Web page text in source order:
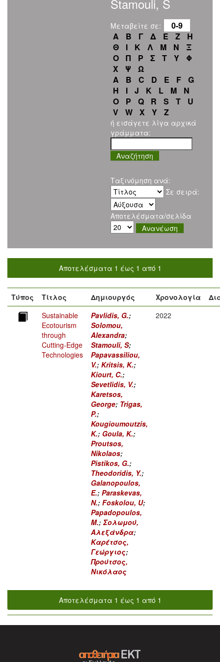
Stamouli, S
Μεταβείτε σε:
0-9
Α
Β Γ Δ Ε Ζ
Η
Θ
Ι Κ Λ Μ Ν
Ξ
Ο
Π Ρ Σ Τ Υ
Φ
Χ
Ψ
Ω
A
B C D E F
G
H
I J K L M
N
O
P Q R S T
U
V
W X Y Z
ή εισάγετε λίγα αρχικά
γράμματα:
Ταξινόμηση ανά:
Σε σειρά:
Αποτελέσματα/σελίδα
Αποτελέσματα 1 έως 1 από 1
Τύπος Τίτλος Δημιουργός Χρονολογία
Sustainable
Ecotourism
through
Cutting-Edge
Technologies
Pavlidis, G.;
Solomou,
Alexandra;
Stamouli, S;
Papavassiliou,
V.; Kritsis, K.;
Kiourt, C.;
Sevetlidis, V.;
Karetsos,
George; Trigas,
P.;
Kougioumoutzis,
K.; Goula, K.;
Proutsos,
Nikolaos;
Pistikos, G.;
Theodoridis, Y.;
Galanopoulos,
E.; Paraskevas,
N.; Foskolou, U;
Papadopoulos,
M.; Σολωμού,
Αλεξάνδρα;
Καρέτσος,
Γεώργιος;
Προύτσος,
Νικόλαος
2022
Αποτελέσματα 1 έως 1 από 1